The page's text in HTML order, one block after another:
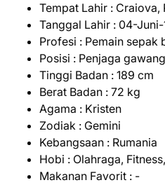
Tempat Lahir : Craiova,
Tanggal Lahir : 04-
Profesi : Pemain sepak
Posisi : Penjaga gawang
Tinggi Badan : 189 cm
Berat Badan : 72 kg
Agama : Kristen
Zodiak : Gemini
Kebangsaan : Rumania
Hobi : Olahraga,
Makanan Favorit : -